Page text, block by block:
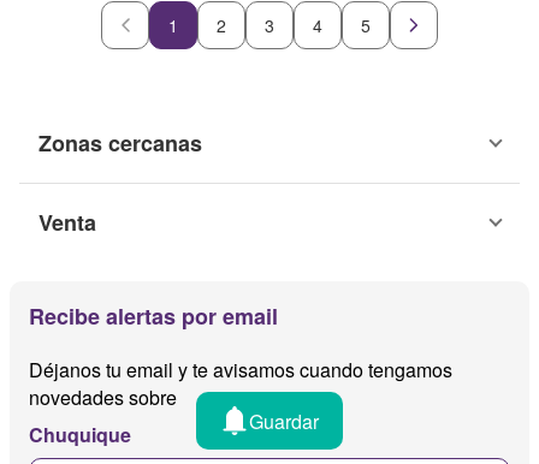
1 2 3 4 5
Zonas cercanas
Venta
Recibe alertas por email
Déjanos tu email y te avisamos cuando tengamos
novedades sobre
Chuquique
Guardar